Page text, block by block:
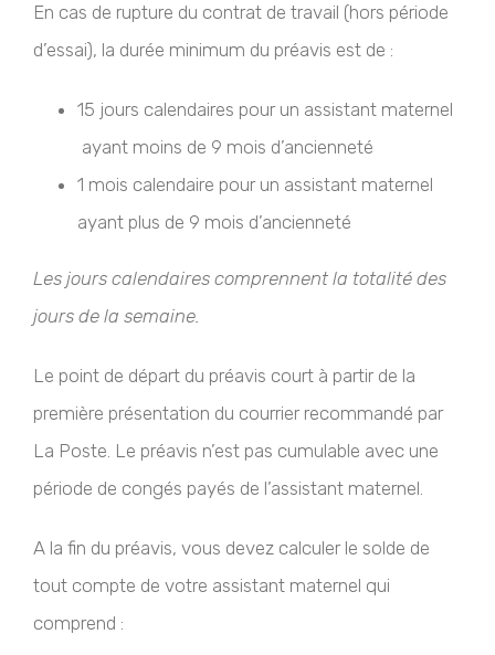
En cas de rupture du contrat de travail (hors période
d’essai), la durée minimum du préavis est de :
15 jours calendaires pour un assistant maternel
ayant moins de 9 mois d’ancienneté
1 mois calendaire pour un assistant maternel
ayant plus de 9 mois d’ancienneté
Les jours calendaires comprennent la totalité des
jours de la semaine.
Le point de départ du préavis court à partir de la
première présentation du courrier recommandé par
La Poste. Le préavis n’est pas cumulable avec une
période de congés payés de l’assistant maternel.
A la fin du préavis, vous devez calculer le solde de
tout compte de votre assistant maternel qui
comprend :